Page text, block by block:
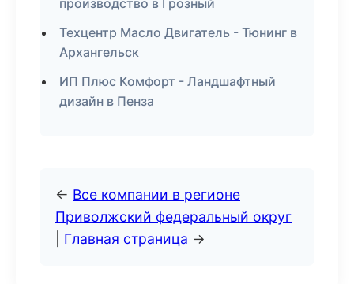
производство в Грозный
Техцентр Масло Двигатель - Тюнинг в
Архангельск
ИП Плюс Комфорт - Ландшафтный
дизайн в Пенза
← Все компании в регионе
Приволжский федеральный округ
Главная страница →